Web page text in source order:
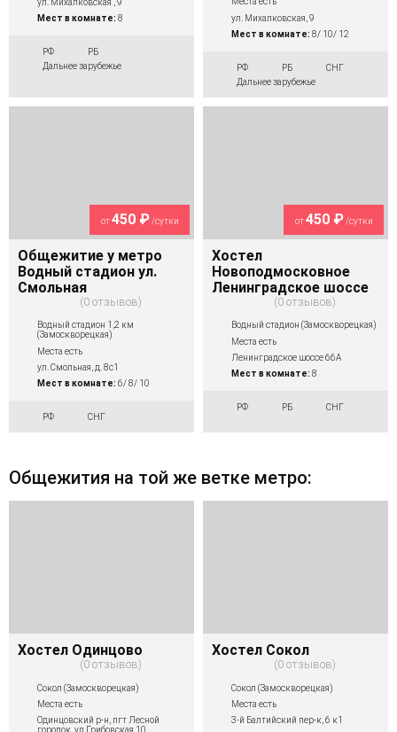
Мест в комнате: 8
РФ
РБ
Дальнее зарубежье
ул. Михалковская, 9
Мест в комнате: 8/ 10/ 12
РФ РБ
СНГ
Дальнее зарубежье
от450 ₽/сутки
Общежитие у метро
Водный стадион ул.
Смольная
0 отзывов
Водный стадион 1,2 км
(Замоскворецкая)
Места есть
ул. Смольная, д. 8с1
Мест в комнате: 6/ 8/ 10
РФ СНГ
от450 ₽/сутки
Хостел
Новоподмосковное
Ленинградское шоссе
0 отзывов
Водный стадион (Замоскворецкая)
Места есть
Ленинградское шоссе 66А
Мест в комнате: 8
РФ РБ СНГ
Общежития на той же ветке метро:
Хостел Одинцово
0 отзывов
Сокол (Замоскворецкая)
Места есть
Одинцовский р-н, пгт Лесной
городок, ул.Грибовская,10
Хостел Сокол
0 отзывов
Сокол (Замоскворецкая)
Места есть
3-й Балтийский пер-к, 6 к1